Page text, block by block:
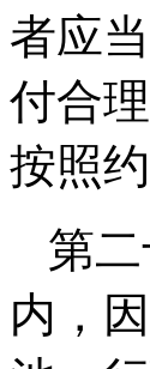
者应
付合
按照
第
内，